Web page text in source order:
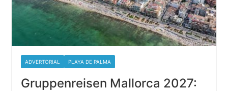
ADVERTORIAL PLAYA DE PALMA
Gruppenreisen Mallorca 2027: